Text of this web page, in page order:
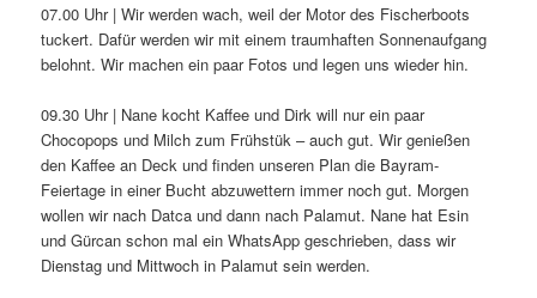
07.00 Uhr | Wir werden wach, weil der Motor des Fischerboots
tuckert. Dafür werden wir mit einem traumhaften Sonnenaufgang
belohnt. Wir machen ein paar Fotos und legen uns wieder hin.
09.30 Uhr | Nane kocht Kaffee und Dirk will nur ein paar
Chocopops und Milch zum Frühstük – auch gut. Wir genießen
den Kaffee an Deck und finden unseren Plan die Bayram-
Feiertage in einer Bucht abzuwettern immer noch gut. Morgen
wollen wir nach Datca und dann nach Palamut. Nane hat Esin
und Gürcan schon mal ein WhatsApp geschrieben, dass wir
Dienstag und Mittwoch in Palamut sein werden.